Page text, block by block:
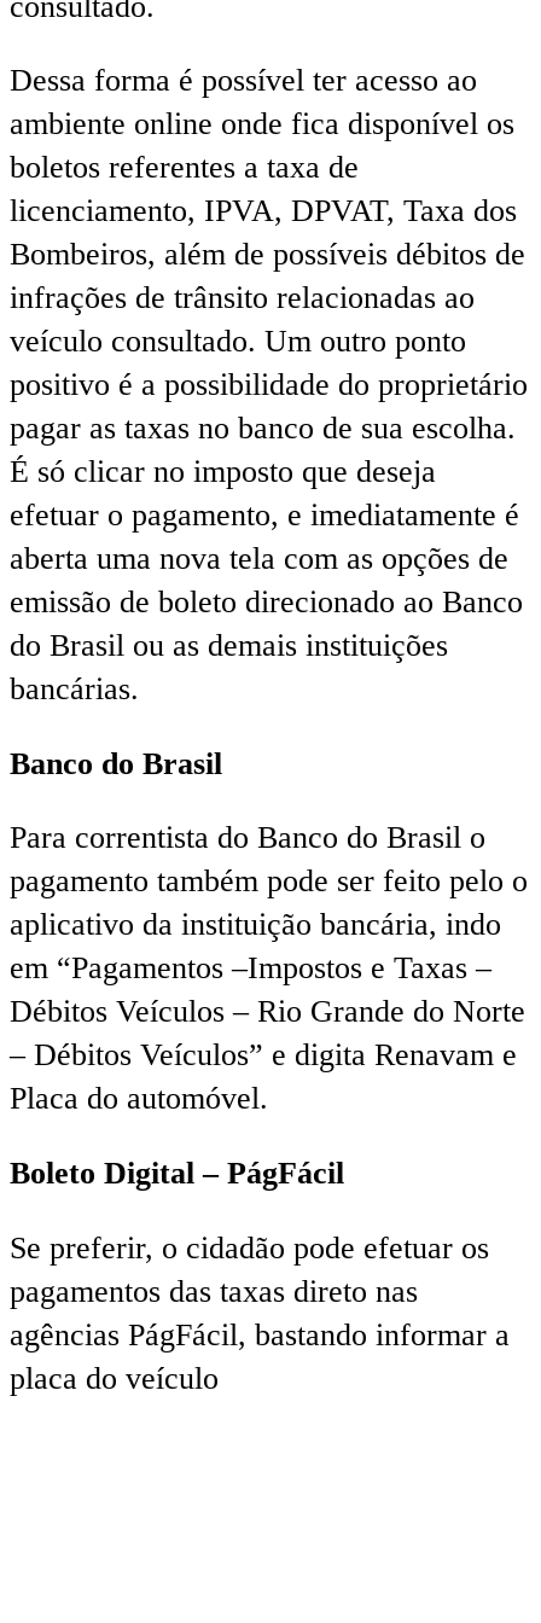
Dessa forma é possível ter acesso ao
ambiente online onde fica disponível os
boletos referentes a taxa de
licenciamento, IPVA, DPVAT, Taxa dos
Bombeiros, além de possíveis débitos de
infrações de trânsito relacionadas ao
veículo consultado. Um outro ponto
positivo é a possibilidade do proprietário
pagar as taxas no banco de sua escolha.
É só clicar no imposto que deseja
efetuar o pagamento, e imediatamente é
aberta uma nova tela com as opções de
emissão de boleto direcionado ao Banco
do Brasil ou as demais instituições
bancárias.
Banco do Brasil
Para correntista do Banco do Brasil o
pagamento também pode ser feito pelo o
aplicativo da instituição bancária, indo
em “Pagamentos –Impostos e Taxas –
Débitos Veículos – Rio Grande do Norte
– Débitos Veículos” e digita Renavam e
Placa do automóvel.
Boleto Digital – PágFácil
Se preferir, o cidadão pode efetuar os
pagamentos das taxas direto nas
agências PágFácil, bastando informar a
placa do veículo